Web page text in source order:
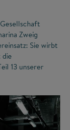
Zweig
Sie wirbt
13 unserer